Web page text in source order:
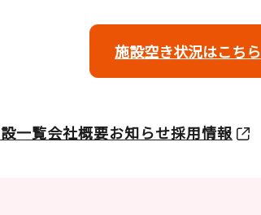
施設空き状況はこちら
一覧会社概要お知らせ採用情報